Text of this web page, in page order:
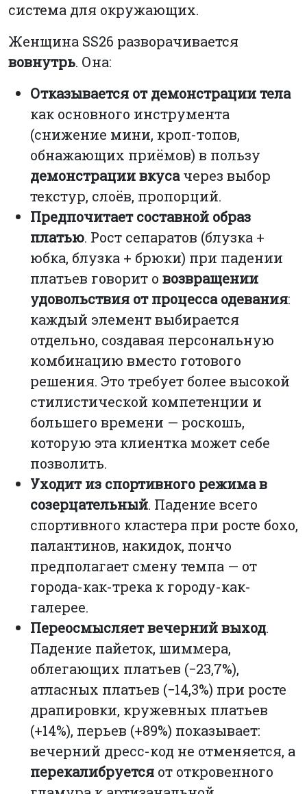
система для окружающих.
Женщина SS26 разворачивается
вовнутрь. Она:
Отказывается от демонстрации тела
как основного инструмента
(снижение мини, кроп-топов,
обнажающих приёмов) в пользу
демонстрации вкусачерез выбор
текстур, слоёв, пропорций.
Предпочитает составной образ
платью. Рост сепаратов (блузка +
юбка, блузка + брюки) при падении
платьев говорит о возвращении
удовольствия от процесса одевания:
каждый элемент выбирается
отдельно, создавая персональную
комбинацию вместо готового
решения. Это требует более высокой
стилистической компетенции и
большего времени — роскошь,
которую эта клиентка может себе
позволить.
Уходит из спортивного режима в
созерцательный. Падение всего
спортивного кластера при росте бохо,
палантинов, накидок, пончо
предполагает смену темпа — от
города-как-трека к городу-как-
галерее.
Переосмысляет вечерний выход.
Падение пайеток, шиммера,
облегающих платьев (−23,7%),
атласных платьев (−14,3%) при росте
драпировки, кружевных платьев
(+14%), перьев (+89%) показывает:
вечерний дресс-код не отменяется, а
перекалибруется от откровенного